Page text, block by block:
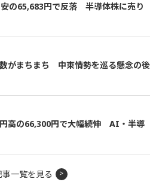
安の65,683円で反落 半導体株に売り
数がまちまち 中東情勢を巡る懸念の後
円高の66,300円で大幅続伸 AI・半導
一覧を見る